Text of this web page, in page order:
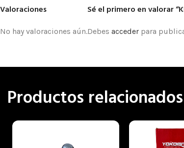
Valoraciones
No hay valoraciones aún.
Sé el primero en valorar
Debes acceder para
Productos relacionados